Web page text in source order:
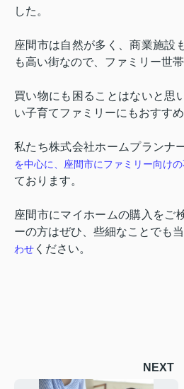
した。
座間市は自然が多く、商業施設
も高い街なので、ファミリー世
買い物にも困ることはないと思
い子育てファミリーにもおすすめ
私たち株式会社ホームプランナ
を中心に、座間市にファミリー向け
ております。
座間市にマイホームの購入をご
ーの方はぜひ、些細なことでも
わせ ください。
NEXT